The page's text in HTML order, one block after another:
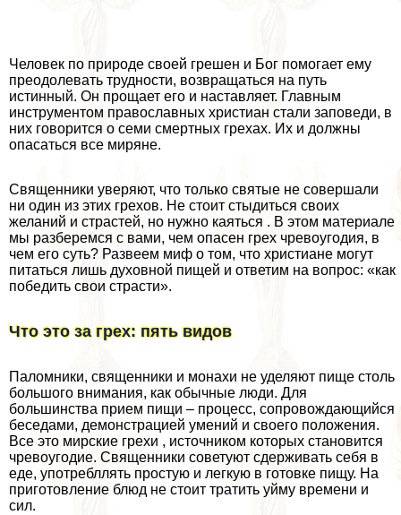
Человек по природе своей грешен и Бог помогает ему
преодолевать трудности, возвращаться на путь
истинный. Он прощает его и наставляет. Главным
инструментом православных христиан стали заповеди, в
них говорится о семи cмepтных грехах. Их и должны
опасаться все миряне.
Священники уверяют, что только святые не совершали
ни один из этих грехов. Не стоит стыдиться своих
желаний и страстей, но нужно каяться . В этом материале
мы разберемся с вами, чем опасен грех чревоугодия, в
чем его суть? Развеем миф о том, что христиане могут
питаться лишь духовной пищей и ответим на вопрос: «как
победить свои страсти».
Что это за грех: пять видов
Паломники, священники и монахи не уделяют пище столь
большого внимания, как обычные люди. Для
большинства прием пищи – процесс, сопровождающийся
беседами, демонстрацией умений и своего положения.
Все это мирские грехи , источником которых становится
чревоугодие. Священники советуют сдерживать себя в
еде, употрeбллять простую и легкую в готовке пищу. На
приготовление блюд не стоит тратить уйму времени и
сил.